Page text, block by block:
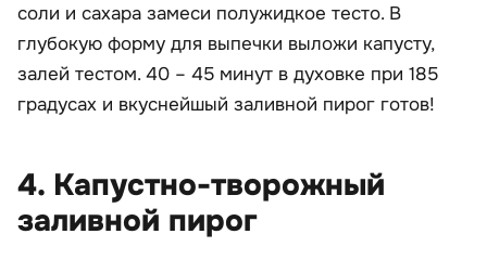
соли и сахара замеси полужидкое тесто. В
глубокую форму для выпечки выложи капусту,
залей тестом. 40 – 45 минут в духовке при 185
градусах и вкуснейшый заливной пирог готов!
4. Капустно-творожный
заливной пирог